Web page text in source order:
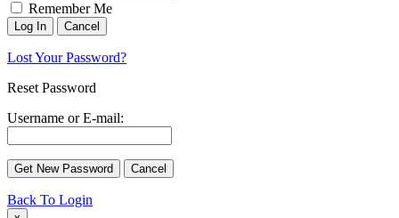
Remember Me
Lost Your Password?
Reset Password
Username or E-mail:
Back To Login